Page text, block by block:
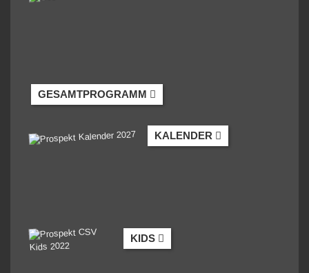
GESAMTPROGRAMM
KALENDER
KIDS